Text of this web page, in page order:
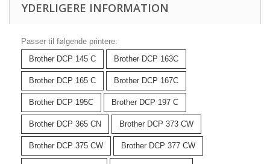
YDERLIGERE INFORMATION
Passer til følgende printere:
Brother DCP 145 C
Brother DCP 163C
Brother DCP 165 C Brother DCP 167C
Brother DCP 195C Brother DCP 197 C
Brother DCP 365 CN Brother DCP 373 CW
Brother DCP 375 CW Brother DCP 377 CW